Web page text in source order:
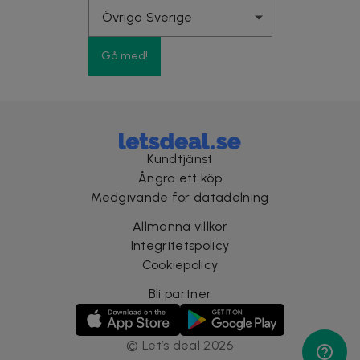
Gå med!
Kundtjänst
Ångra ett köp
Medgivande för datadelning
Allmänna villkor
Integritetspolicy
Cookiepolicy
Bli partner
© Let’s deal 2026